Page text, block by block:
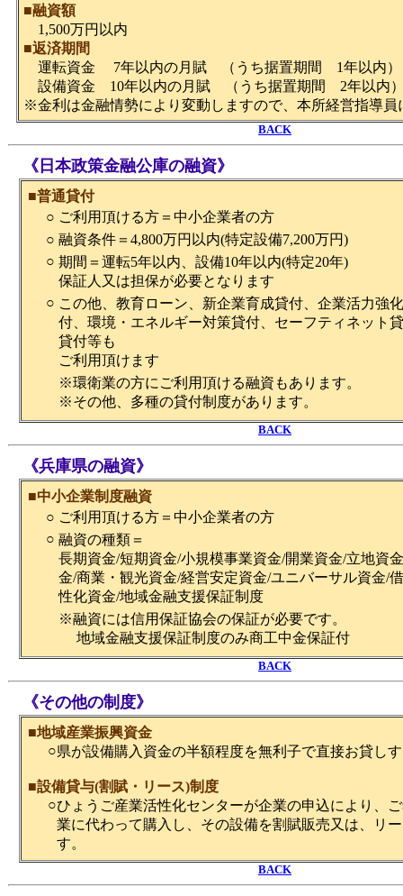
■融資額
1,500万円以内
■返済期間
運転資金 7年以内の月賦 （うち据置期間 1年以内）
設備資金 10年以内の月賦 （うち据置期間 2年以内
※金利は金融情勢により変動しますので、本所経営指導員
BACK
《日本政策金融公庫の融資》
■普通貸付
○ ご利用頂ける方＝中小企業者の方
○ 融資条件＝4,800万円以内(特定設備7,200万円)
○ 期間＝運転5年以内、設備10年以内(特定20年)
保証人又は担保が必要となります
○ この他、教育ローン、新企業育成貸付、企業活力強
付、環境・エネルギー対策貸付、セーフティネット
貸付等も
ご利用頂けます
※環衛業の方にご利用頂ける融資もあります。
※その他、多種の貸付制度があります。
BACK
《兵庫県の融資》
■中小企業制度融資
○ ご利用頂ける方＝中小企業者の方
○ 融資の種類＝
長期資金/短期資金/小規模事業資金/開業資金/立地資
金/商業・観光資金/経営安定資金/ユニバーサル資金/
性化資金/地域金融支援保証制度
※融資には信用保証協会の保証が必要です。
地域金融支援保証制度のみ商工中金保証付
BACK
《その他の制度》
■地域産業振興資金
○県が設備購入資金の半額程度を無利子で直接お貸し
■設備貸与(割賦・リース)制度
○ひょうご産業活性化センターが企業の申込により、
業に代わって購入し、その設備を割賦販売又は、リ
す。
BACK